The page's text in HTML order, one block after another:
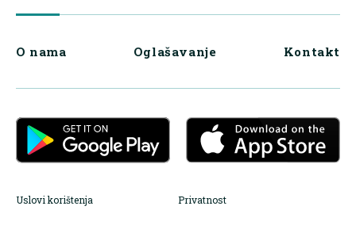
O nama Oglašavanje Kontakt
Uslovi korištenja Privatnost